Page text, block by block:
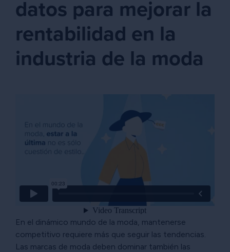
datos para mejorar la
rentabilidad en la
industria de la moda
En el dinámico mundo de la moda, mantenerse
competitivo requiere más que seguir las tendencias.
Las marcas de moda deben dominar también las